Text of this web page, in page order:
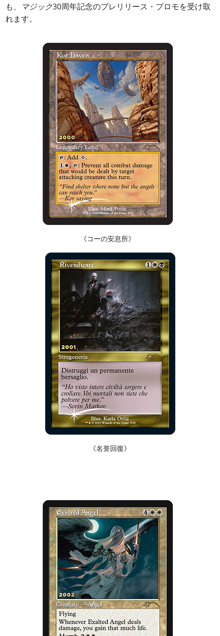
も、
マジック30周年記念のプレリリース・プロモを受け取
れます。
《コーの安息所》
《名誉回復》